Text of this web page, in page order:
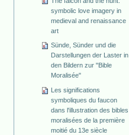
symbolic love imagery in
medieval and renaissance
art
Sünde, Sünder und die
Darstellungen der Laster in
den Bildern zur "Bible
Moralisée"
Les significations
symboliques du faucon
dans l'illustration des bibles
moralisées de la première
moitié du 13e siècle